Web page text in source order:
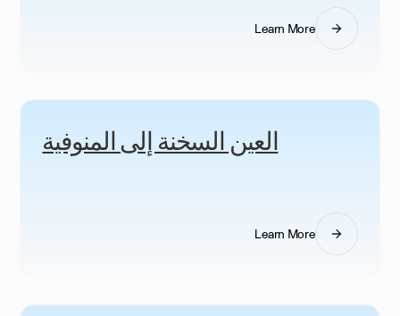
Learn More
العين السخنة إلى المنوفية
Learn More